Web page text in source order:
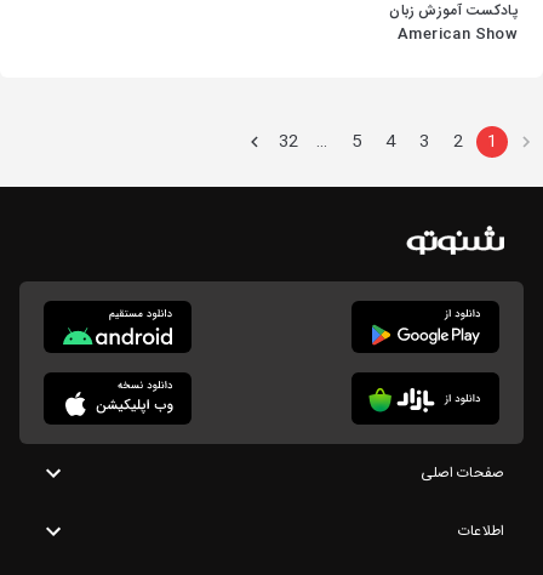
پادکست آموزش زبان
American Show
1
2
3
4
5
…
32
صفحات اصلی
اطلاعات